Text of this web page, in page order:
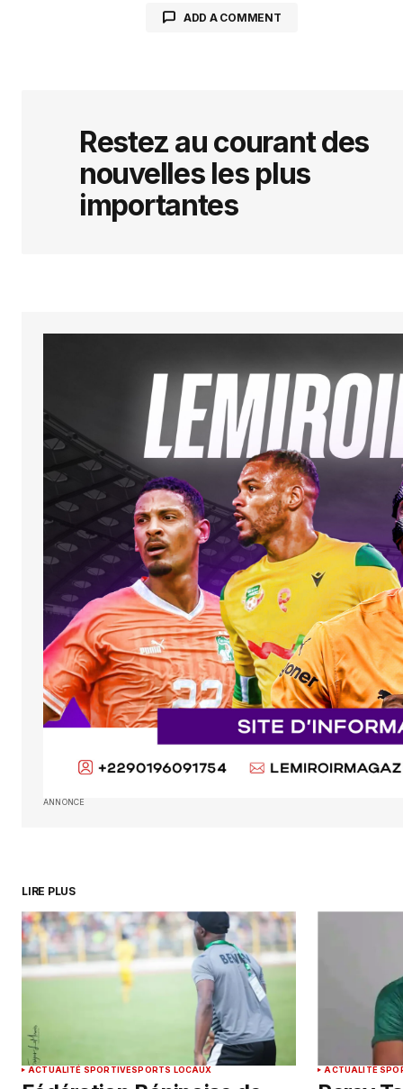
ADD A COMMENT
Comment *
Enregistrer mon nom, mon e-
SUBMIT COMMENT
Restez au courant des
nouvelles les plus
importantes
ANNONCE
LIRE PLUS
ACTUALITÉ SPORTIVESPORTS LOCAUX ACTUALITÉ